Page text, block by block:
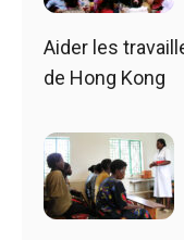
Aider les
de Hong Kong